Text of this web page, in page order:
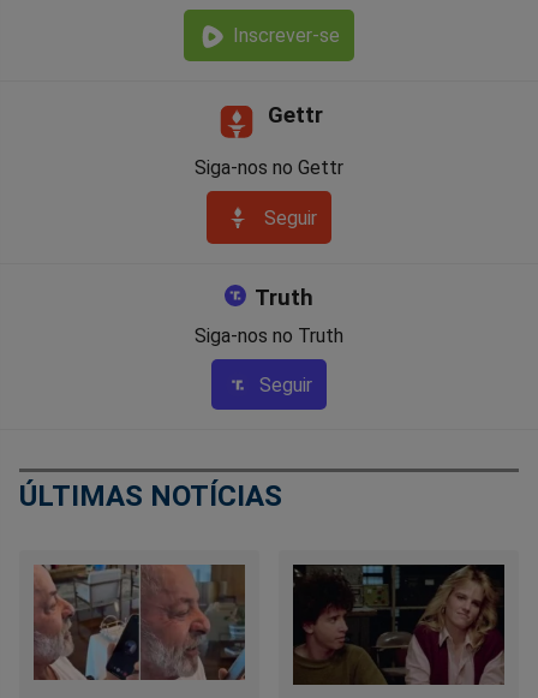
Inscrever-se
Gettr
Siga-nos no Gettr
Seguir
Truth
Siga-nos no Truth
Seguir
ÚLTIMAS NOTÍCIAS